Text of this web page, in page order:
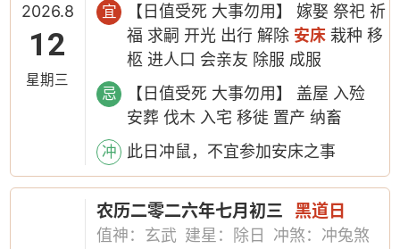
2026.8
12
星期三
宜
【日值受死 大事勿用】 嫁娶 祭祀 祈
福 求嗣 开光 出行 解除 安床 栽种 移
柩 进人口 会亲友 除服 成服
忌
【日值受死 大事勿用】 盖屋 入殓
安葬 伐木 入宅 移徙 置产 纳畜
冲 此日冲鼠，不宜参加安床之事
农历二零二六年七月初三 黑道日
值神：玄武 建星：除日
冲煞：冲兔煞